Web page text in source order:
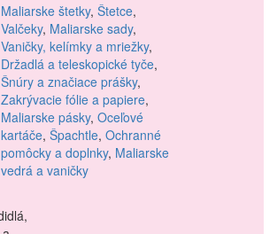
Maliarske štetky, Štetce,
Valčeky, Maliarske sady,
Vaničky, kelímky a mriežky,
Držadlá a teleskopické tyče,
Šnúry a značiace prášky,
Zakrývacie fólie a papiere,
Maliarske pásky, Oceľové
kartáče, Špachtle, Ochranné
pomôcky a doplnky, Maliarske
vedrá a vaničky